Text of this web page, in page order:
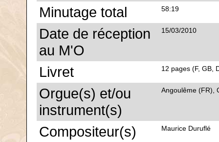
Minutage total 58:19
Date de réception
au M'O
15/03/2010
Livret 12 pages (F, GB,
Orgue(s) et/ou
instrument(s)
Angoulême (FR),
Compositeur(s) Maurice Duruflé